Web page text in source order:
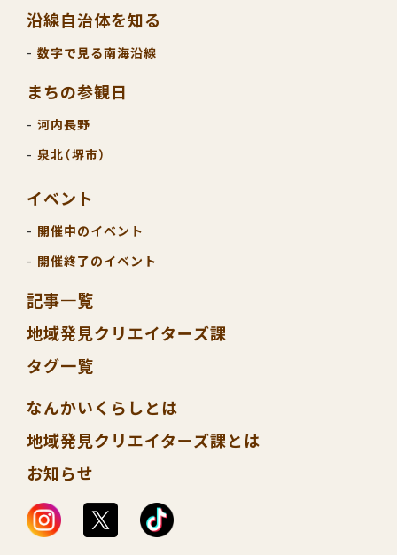
沿線自治体を知る
数字で見る南海沿線
まちの参観日
河内長野
泉北（堺市）
イベント
開催中のイベント
開催終了のイベント
記事一覧
地域発見クリエイターズ課
タグ一覧
なんかいくらしとは
地域発見クリエイターズ課とは
お知らせ